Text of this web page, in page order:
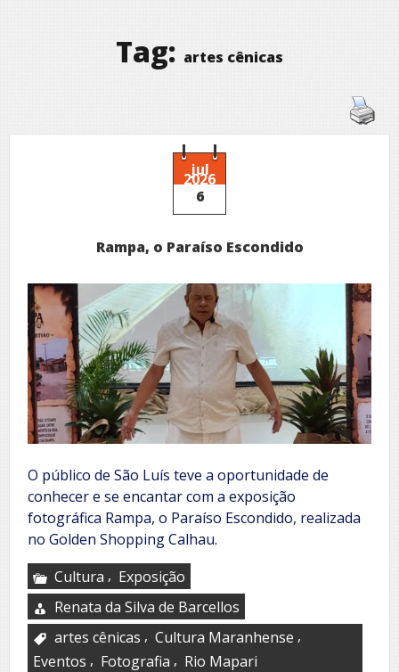
Tag: artes cênicas
jul
2026
6
Rampa, o Paraíso Escondido
O público de São Luís teve a oportunidade de
conhecer e se encantar com a exposição
fotográfica Rampa, o Paraíso Escondido, realizada
no Golden Shopping Calhau.
Cultura , Exposição
Renata da Silva de Barcellos
artes cênicas , Cultura Maranhense ,
Eventos , Fotografia , Rio Mapari